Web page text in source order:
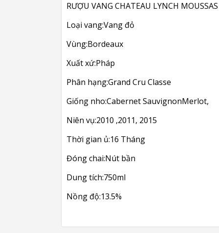
RƯỢU VANG CHATEAU LYNCH
Loại vang:Vang đỏ
Vùng:Bordeaux
Xuất xứ:Pháp
Phân hạng:Grand Cru Classe
Giống nho:Cabernet SauvignonMerlot,
Niên vụ:2010 ,2011, 2015
Thời gian ủ:16 Tháng
Đóng chai:Nút bần
Dung tích:750ml
Nồng độ:13.5%